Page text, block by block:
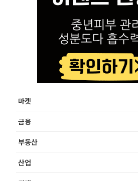
마켓
금융
부동산
산업